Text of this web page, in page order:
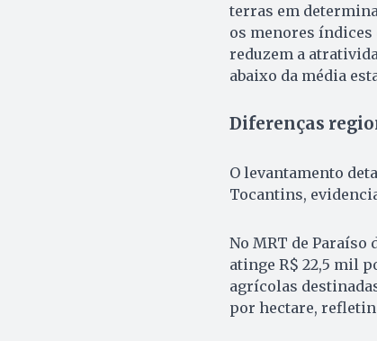
terras em
os menores
reduzem a
abaixo da média
Diferenças
O levantamento
Tocantins,
No MRT de
atinge R$ 22,5 mil
agrícolas
por hectare,